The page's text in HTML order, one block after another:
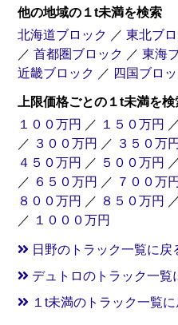
他の地域の１t未満を検索
北海道ブロック ／ 東北ブ
／ 首都圏ブロック ／ 東海
近畿ブロック ／ 四国ブロ
上限価格ごとの１t未満を検
１００万円 ／ １５０万円 ／
／ ３００万円 ／ ３５０万円
４５０万円 ／ ５００万円 ／
／ ６５０万円 ／ ７００万円
８００万円 ／ ８５０万円 ／
／ １０００万円
日野のトラック一覧に戻
デュトロのトラック一覧
１t未満のトラック一覧に